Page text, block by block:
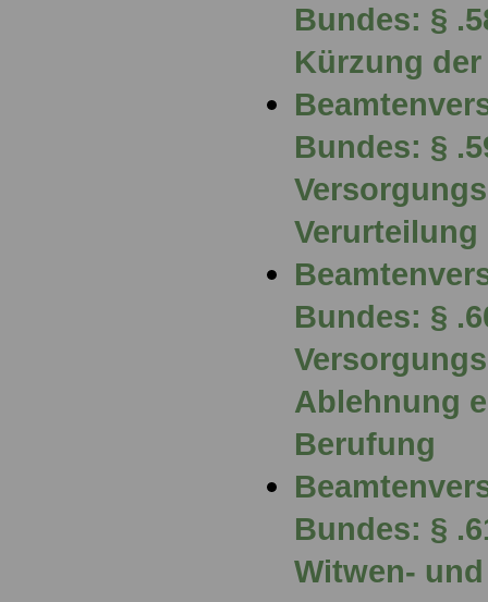
Bundes: §
Kürzung
Bundes: §
Verurteilung
Bundes: §
Ablehnung
Berufung
Bundes: §
Witwen-